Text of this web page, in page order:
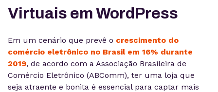
Virtuais em WordPress
Em um cenário que prevê o crescimento do
comércio eletrônico no Brasil em 16% durante
2019, de acordo com a Associação Brasileira de
Comércio Eletrônico (ABComm), ter uma loja que
seja atraente e bonita é essencial para captar mais